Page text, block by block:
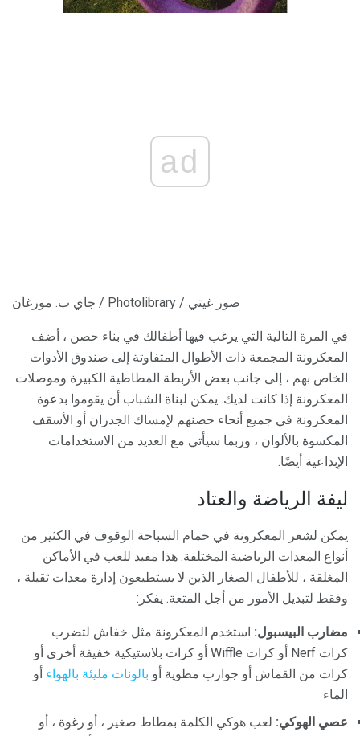
ad
جاي ب. مورغان / Photolibrary / صور غيتي
في المرة التالية التي يرغب فيها أطفالك في بناء حصن ، أضف
المعكرونة المجمعة ذات الأطوال المتفاوتة إلى صندوق الأدوات
الخاص بهم ، إلى جانب بعض الأربطة المطاطية الكبيرة وموصلات
المعكرونة إذا كانت لديك. يمكن لبناة الشباب أن يقوموا بدعوة
المعكرونة في جميع أنحاء حصنهم لإمساك الجدران أو الأسقف
المكسوة بالألوان ، وربما سيأتي مع العديد من الاستخدامات
الإبداعية أيضًا.
ليفة الرياضة والعتاد
يمكن لشعر المعكرونة في حمام السباحة الوقوف في الكثير من
أنواع المعدات الرياضية المختلفة. هذا مفيد للعب في الأماكن
المغلقة ، للأطفال الصغار الذين لا يستطيعون إدارة معدات ثقيلة ،
وفقط لتبديل الأمور من أجل المتعة. يفكر:
مضارب البيسبول: استخدم المعكرونة مثل خفاش لتضرب
كرات Nerf أو كرات Wiffle أو كرات بلاستيكية خفيفة أخرى أو
كرات من القماش أو جوارب مطوية أو بالونات مليئة بالهواء أو
الماء
عصي الهوكي: لعب هوكي الكلمة بمطاط صغير ، أو رغوة ، أو